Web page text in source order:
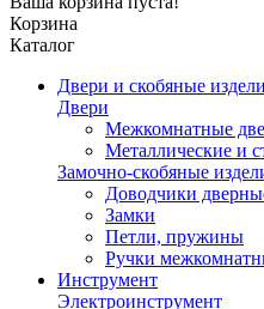
Корзина
Каталог
Двери и скобяные
Двери
Межкомнатные
Металлические и
Замочно-скобяные
Доводчики
Замки
Петли, пружины
Ручки
Инструмент
Электроинструмент